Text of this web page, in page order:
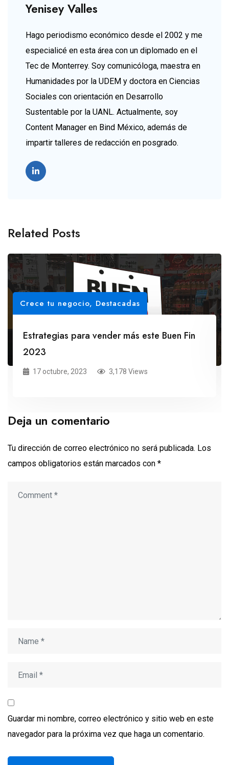
Yenisey Valles
Hago periodismo económico desde el 2002 y me
especialicé en esta área con un diplomado en el
Tec de Monterrey. Soy comunicóloga, maestra en
Humanidades por la UDEM y doctora en Ciencias
Sociales con orientación en Desarrollo
Sustentable por la UANL. Actualmente, soy
Content Manager en Bind México, además de
impartir talleres de redacción en posgrado.
Related Posts
Crece tu negocio, Destacadas
Estrategias para vender más este Buen Fin
2023
17 octubre, 2023 3,178 Views
Deja un comentario
Tu dirección de correo electrónico no será publicada. Los
campos obligatorios están marcados con *
Guardar mi nombre, correo electrónico y sitio web en este
navegador para la próxima vez que haga un comentario.